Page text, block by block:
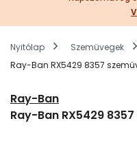
Nyitólap Szemüvegek
Ray-Ban RX5429 8357
Ray-Ban
Ray-Ban RX5429